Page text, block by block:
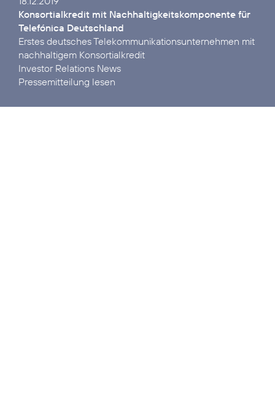
Konsortialkredit mit Nach­haltigkeits­kom­ponente für
Telefónica Deutschland
Erstes deutsches Tele­kommuni­kations­unter­nehmen mit
Investor Relations News
Pressemitteilung lesen